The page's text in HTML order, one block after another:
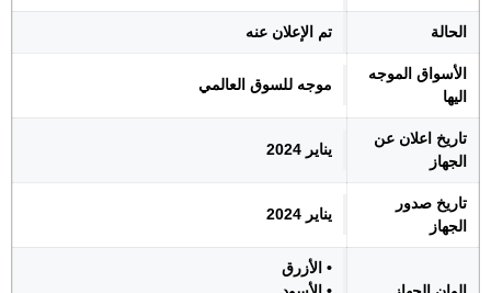
الحالة تم الإعلان عنه
الأسواق الموجه
اليها
موجه للسوق العالمي
تاريخ اعلان عن
الجهاز
يناير 2024
تاريخ صدور
الجهاز
يناير 2024
• الأزرق